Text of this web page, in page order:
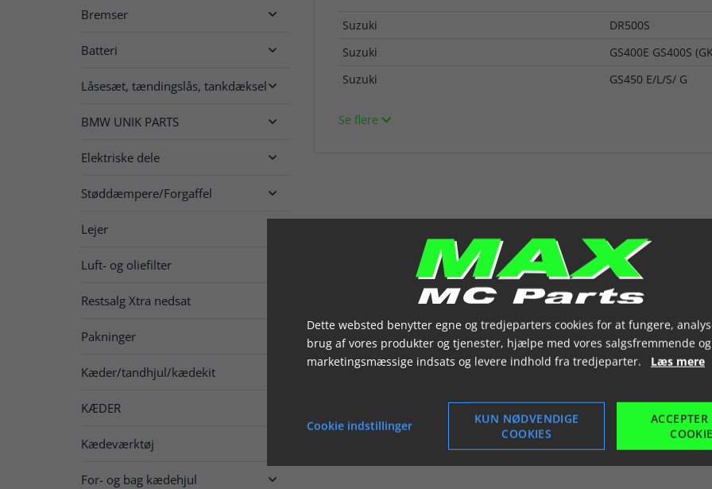
Bremser 
Batteri 
Låsesæt, tændingslås, tankdæksel
BMW UNIK PARTS 
Elektriske dele 
Støddæmpere/Forgaffel 
Lejer
Luft- og oliefilter
Restsalg Xtra nedsat
Pakninger
Kæder/tandhjul/kædekit
KÆDER
Kædeværktøj
For- og bag kædehjul 
Suzuki DR500S
Suzuki
GS400E GS400S
Suzuki
GS450 E/L/S/ G
Se flere
Dette websted benytter egne og tredjeparters cookies for at fungere,
brug af vores produkter og tjenester, hjælpe med vores salgsfremmende og
marketingsmæssige indsats og levere indhold fra tredjeparter. Læs mere
Cookie indstillinger
KUN NØDVENDIGE
COOKIES